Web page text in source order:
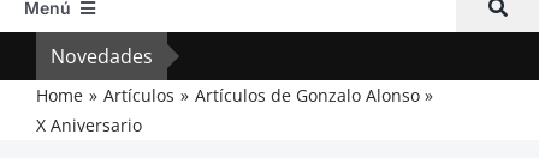
Menú
Inicio
Actual
Artículos
Novedades
Home Artículos
Artículos de Gonzalo Alonso
X Aniversario